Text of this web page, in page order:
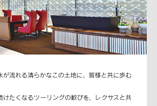
が流れる清らかなこの土地に、皆様と共に歩む
けたくなるツーリングの歓びを、レクサスと共